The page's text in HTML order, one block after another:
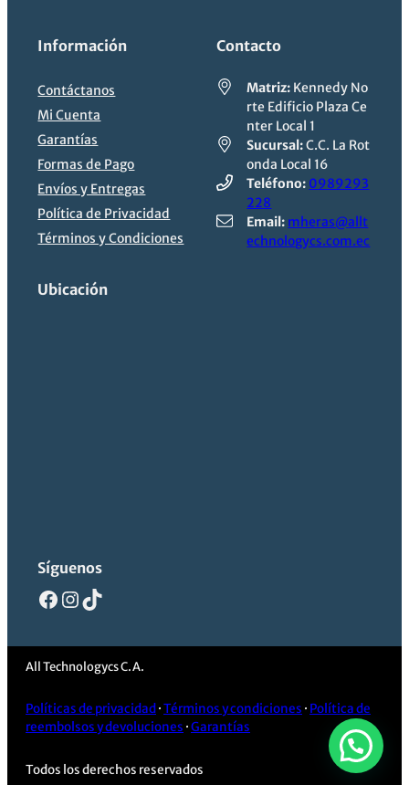
Información
Contáctanos
Mi Cuenta
Garantías
Formas de Pago
Envíos y Entregas
Política de Privacidad
Términos y Condiciones
Contacto
Matriz: Kennedy No
rte Edificio Plaza Ce
nter Local 1
Sucursal:C.C. La Rot
onda Local 16
Teléfono: 0989293
228
Email: mheras@allt
echnologycs.com.ec
Ubicación
Síguenos
Facebook
Instagram
TikTok
All Technologycs C.A.
Políticas de privacidad ·Términos y condiciones · Política de
reembolsos y devoluciones ·Garantías
Todos los derechos reservados